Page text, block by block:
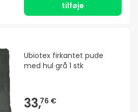
tilføje
Ubiotex firkantet pude
med hul grå 1 stk
33,76 €